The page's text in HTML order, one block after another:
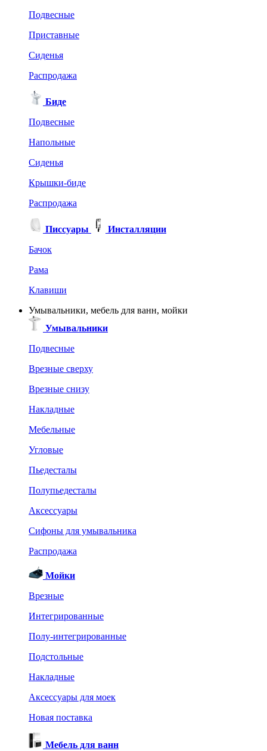
Подвесные
Приставные
Сиденья
Распродажа
Биде
Подвесные
Напольные
Сиденья
Крышки-биде
Распродажа
Писсуары
Инсталляции
Бачок
Рама
Клавиши
Умывальники, мебель для ванн, мойки
Умывальники
Подвесные
Врезные сверху
Врезные снизу
Накладные
Мебельные
Угловые
Пьедесталы
Полупьедесталы
Аксессуары
Сифоны для умывальника
Распродажа
Мойки
Врезные
Интегрированные
Полу-интегрированные
Подстольные
Накладные
Аксессуары для моек
Новая поставка
Мебель для ванн